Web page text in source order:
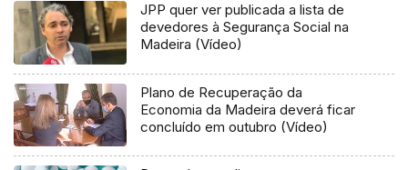
JPP quer ver publicada a lista de
devedores à Segurança Social na
Madeira (Vídeo)
Plano de Recuperação da
Economia da Madeira deverá ficar
concluído em outubro (Vídeo)